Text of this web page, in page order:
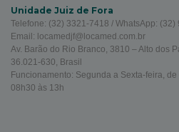
Unidade Juiz de Fora
Telefone: (32) 3321-7418 / WhatsApp: (32)
Email: locamedjf@locamed.com.br
Av. Barão do Rio Branco, 3810 – Alto dos
36.021-630, Brasil
Funcionamento: Segunda a Sexta-feira,
08h30 às 13h